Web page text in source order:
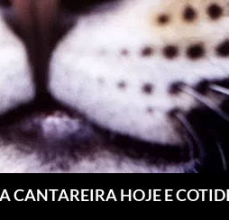
CANTAREIRA HOJE E